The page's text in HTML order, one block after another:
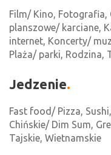
Film/ Kino, Fotografia,
planszowe/ karciane,
internet, Koncerty/
Plaża/ parki, Rodzina,
Jedzenie
Fast food/ Pizza,
Chińskie/ Dim Sum,
Tajskie, Wietnamskie